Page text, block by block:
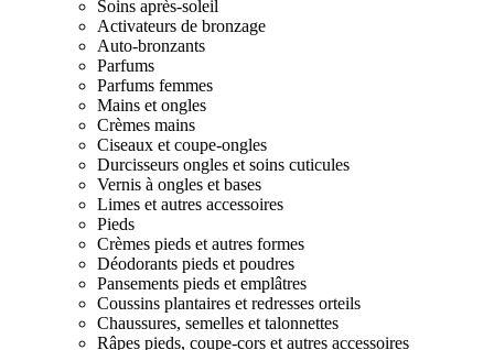
Soins après-soleil
Activateurs de bronzage
Auto-bronzants
Parfums
Parfums femmes
Mains et ongles
Crèmes mains
Ciseaux et coupe-ongles
Durcisseurs ongles et soins cuticules
Vernis à ongles et bases
Limes et autres accessoires
Pieds
Crèmes pieds et autres formes
Déodorants pieds et poudres
Pansements pieds et emplâtres
Coussins plantaires et redresses orteils
Chaussures, semelles et talonnettes
Râpes pieds, coupe-cors et autres accessoires